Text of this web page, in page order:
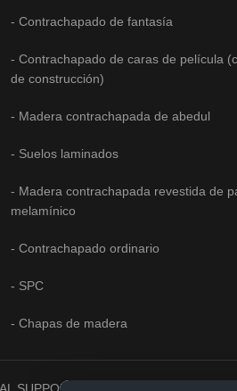
- Contrachapado de fantasía
- Contrachapado de caras de película
de construcción)
- Madera contrachapada de abedul
- Suelos laminados
- Madera contrachapada revestida de
melamínico
- Contrachapado ordinario
- SPC
- Chapas de madera